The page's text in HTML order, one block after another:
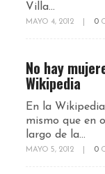
Villa...
MAYO 4, 2012 0
No hay
Wikipedia
En la
mismo que en
largo de la...
MAYO 5, 2012 0